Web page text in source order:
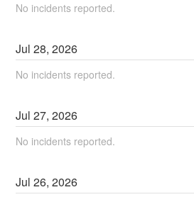
No incidents reported.
Jul28,2026
No incidents reported.
Jul27,2026
No incidents reported.
Jul26,2026